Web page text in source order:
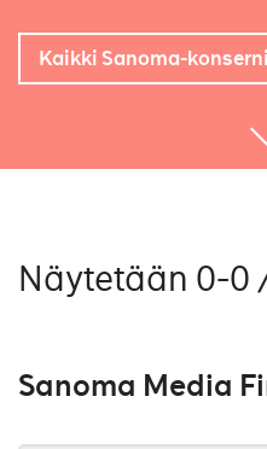
Kaikki Sanoma-
Näytetään 0-0
Sanoma Media